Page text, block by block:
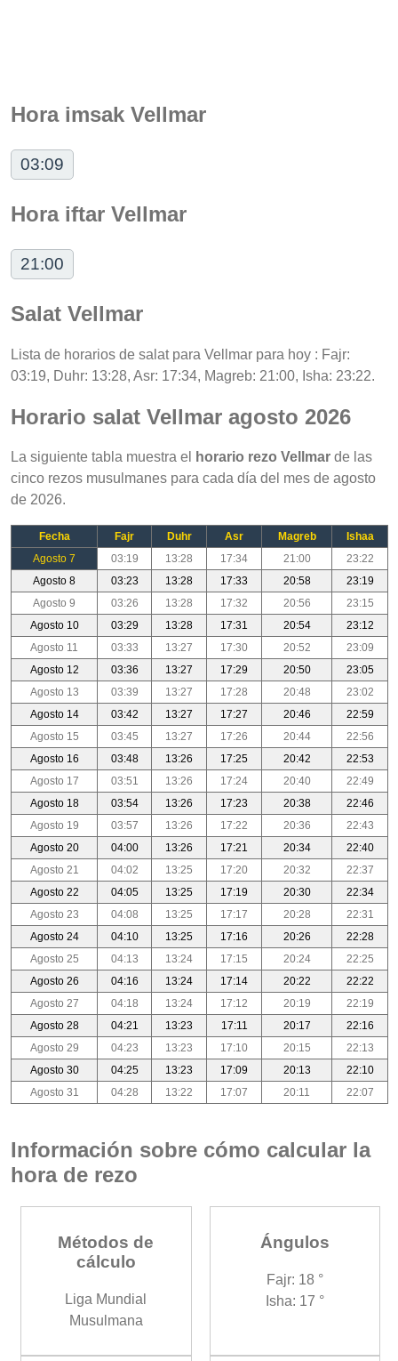
Hora imsak Vellmar
03:09
Hora iftar Vellmar
21:00
Salat Vellmar
Lista de horarios de salat para Vellmar para hoy : Fajr:
03:19, Duhr: 13:28, Asr: 17:34, Magreb: 21:00, Isha: 23:22.
Horario salat Vellmar agosto 2026
La siguiente tabla muestra el horario rezo Vellmar de las
cinco rezos musulmanes para cada día del mes de agosto
de 2026.
Fecha Fajr Duhr Asr Magreb
Ishaa
Agosto 7
03:19 13:28 17:34 21:00
23:22
Agosto 8
03:23 13:28 17:33 20:58
23:19
Agosto 9
03:26 13:28 17:32 20:56
23:15
Agosto 10
03:29 13:28 17:31 20:54
23:12
Agosto 11
03:33 13:27 17:30 20:52
23:09
Agosto 12
03:36 13:27 17:29 20:50
23:05
Agosto 13
03:39 13:27 17:28 20:48
23:02
Agosto 14
03:42 13:27 17:27 20:46
22:59
Agosto 15
03:45 13:27 17:26 20:44
22:56
Agosto 16
03:48 13:26 17:25 20:42
22:53
Agosto 17
03:51 13:26 17:24 20:40
22:49
Agosto 18
03:54 13:26 17:23 20:38
22:46
Agosto 19
03:57 13:26 17:22 20:36
22:43
Agosto 20
04:00 13:26 17:21 20:34
22:40
Agosto 21
04:02 13:25 17:20 20:32
22:37
Agosto 22
04:05 13:25 17:19 20:30
22:34
Agosto 23
04:08 13:25 17:17 20:28
22:31
Agosto 24
04:10 13:25 17:16 20:26
22:28
Agosto 25
04:13 13:24 17:15 20:24
22:25
Agosto 26
04:16 13:24 17:14 20:22
22:22
Agosto 27
04:18 13:24 17:12 20:19
22:19
Agosto 28
04:21 13:23 17:11 20:17
22:16
Agosto 29
04:23 13:23 17:10 20:15
22:13
Agosto 30
04:25 13:23 17:09 20:13
22:10
Agosto 31
04:28 13:22 17:07 20:11 22:07
Información sobre cómo calcular la
hora de rezo
Métodos de
cálculo
Liga Mundial
Musulmana
Ángulos
Fajr: 18 °
Isha: 17 °